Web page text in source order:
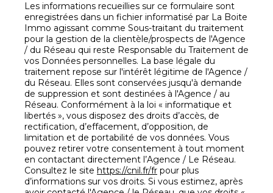
Les informations recueillies sur ce formulaire sont
enregistrées dans un fichier informatisé par La Boite
Immo agissant comme Sous-traitant du traitement
pour la gestion de la clientèle/prospects de l'Agence
/ du Réseau qui reste Responsable du Traitement de
vos Données personnelles. La base légale du
traitement repose sur l'intérêt légitime de l'Agence /
du Réseau. Elles sont conservées jusqu'à demande
de suppression et sont destinées à l'Agence / au
Réseau. Conformément à la loi « informatique et
libertés », vous disposez des droits d’accès, de
rectification, d’effacement, d’opposition, de
limitation et de portabilité de vos données. Vous
pouvez retirer votre consentement à tout moment
en contactant directement l’Agence / Le Réseau.
Consultez le site https://cnil.fr/fr pour plus
d’informations sur vos droits. Si vous estimez, après